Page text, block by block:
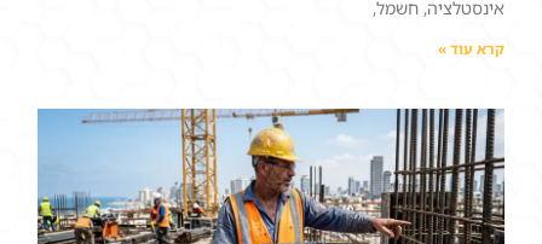
אינסטלציה, חשמל,
קרא עוד »